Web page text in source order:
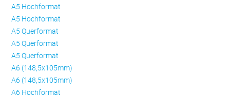
A5 Hochformat
A5 Hochformat
A5 Querformat
A5 Querformat
A5 Querformat
A6 (148,5x105mm)
A6 (148,5x105mm)
A6 Hochformat